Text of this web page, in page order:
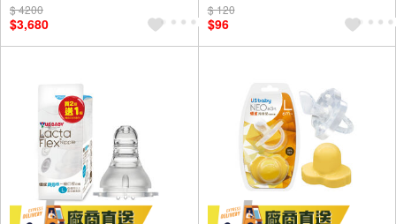
$ 4200
$3,680
滿額贈
$ 120
$96